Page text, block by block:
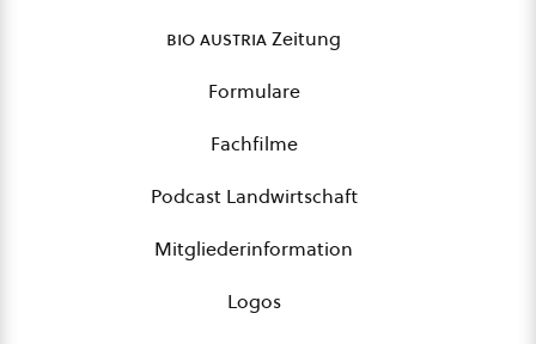
bio austriaZeitung
Formulare
Fachfilme
Podcast Landwirtschaft
Mitgliederinformation
Logos